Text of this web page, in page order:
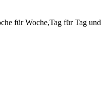
für Woche,Tag für Tag